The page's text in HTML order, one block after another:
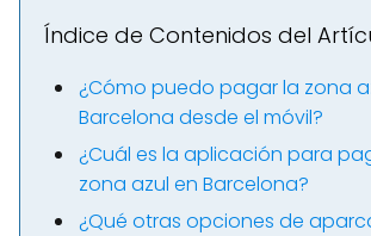
Índice de Contenidos del
¿Cómo puedo pagar la zona
Barcelona desde el móvil?
¿Cuál es la aplicación para
zona azul en Barcelona?
¿Qué otras opciones de